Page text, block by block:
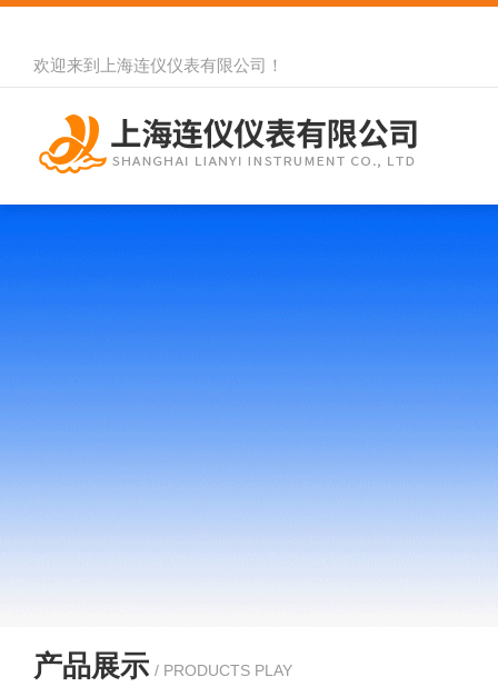
欢迎来到 上海连仪仪表有限公司 ！
产品展示 / PRODUCTS PLAY